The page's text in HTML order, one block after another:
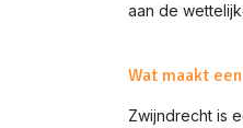
aan de
Wat maakt
Zwijndrecht is